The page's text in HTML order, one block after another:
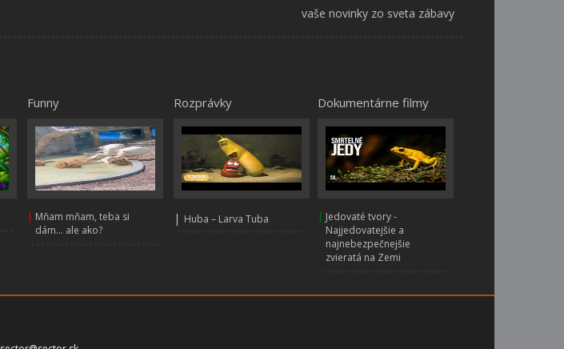
vaše novinky zo sveta zábavy
Funny
| Mňam mňam, teba si
dám... ale ako?
Rozprávky
| Huba – Larva Tuba
Dokumentárne filmy
| Jedovaté tvory -
Najjedovatejšie a
najnebezpečnejšie
zvieratá na Zemi